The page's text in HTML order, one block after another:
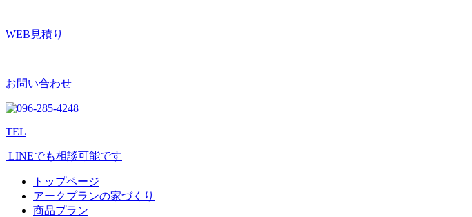
WEB見積り
お問い合わせ
TEL
LINEでも相談可能です
トップページ
アークプランの家づくり
商品プラン